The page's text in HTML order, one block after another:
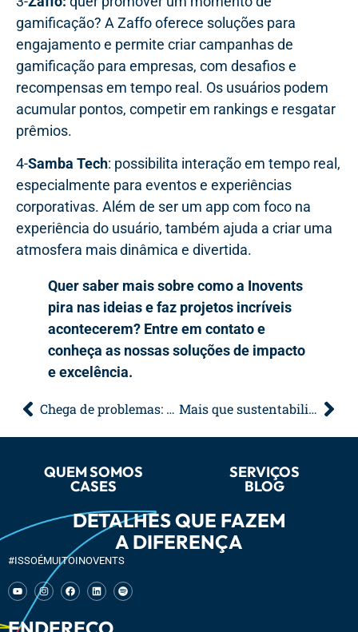
gamificação? A Zaffo oferece soluções para
engajamento e permite criar campanhas de
gamificação para empresas, com desafios e
recompensas em tempo real. Os usuários podem
acumular pontos, competir em rankings e resgatar
prêmios.
4-Samba Tech: possibilita interação em tempo real,
especialmente para eventos e experiências
corporativas. Além de ser um app com foco na
experiência do usuário, também ajuda a criar uma
atmosfera mais dinâmica e divertida.
Quer saber mais sobre como a Inovents
pira nas ideias e faz projetos incríveis
acontecerem? Entre em contato e
conheça as nossas soluções de impacto
e excelência.
Chega de problemas: descubra soluções para garantir o sucesso do seu evento Mais que sustentabilidade, leve regeneração para os seus eventos em 2025
QUEM SOMOS SERVIÇOS
CASES BLOG
DETALHES QUE FAZEM
A DIFERENÇA
#ISSOÉMUITOINOVENTS